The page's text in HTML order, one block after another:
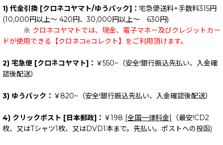
1) 代金引換 [クロネコヤマト/ゆうパック]： 宅急便送料+手数料315円
(10,000円以上～ 420円、30,000円以上～ 630円)
※ クロネコヤマトでは、現金、電子マネー及びクレジットカー
ドが使用できる【クロネコeコレクト】をご利用頂けます。
2) 宅急便 [クロネコヤマト]： ￥550~（安全!銀行振込先払い、入金確
認後配送）
3) ゆうパック： ￥820~（安全!銀行振込先払い、入金確認後配送）
4) クリックポスト [日本郵政]： ￥198 [全国一律料金]
（最安!CD2
枚、又はTシャツ1枚、又はDVD1本まで。先払い。ポストへの投函)